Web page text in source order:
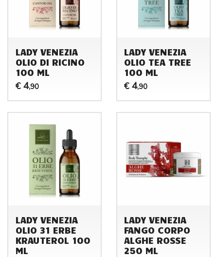
LADY VENEZIA
OLIO DI RICINO
100 ML
€ 4,90
LADY VENEZIA
OLIO TEA TREE
100 ML
€ 4,90
LADY VENEZIA
OLIO 31 ERBE
KRAUTEROL 100
ML
LADY VENEZIA
FANGO CORPO
ALGHE ROSSE
250 ML